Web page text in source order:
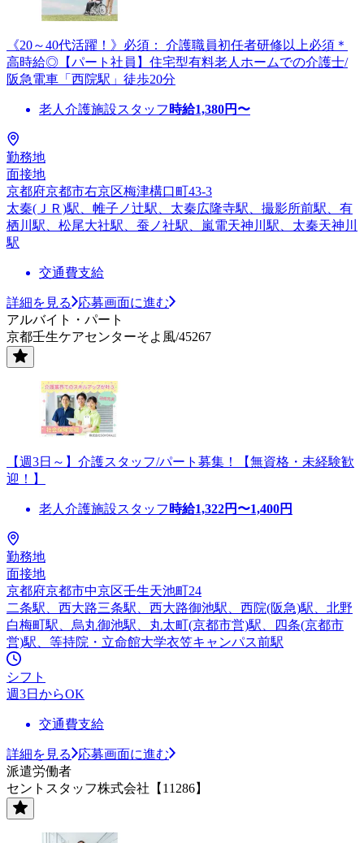
《20～40代活躍！》必須： 介護職員初任者研修以上必須＊
高時給◎【パート社員】住宅型有料老人ホームでの介護士/
阪急電車「西院駅」徒歩20分
老人介護施設スタッフ 時給1,380円〜
勤務地
面接地
京都府京都市右京区梅津構口町43-3
太秦(ＪＲ)駅、帷子ノ辻駅、太秦広隆寺駅、撮影所前駅、有
栖川駅、松尾大社駅、蚕ノ社駅、嵐電天神川駅、太秦天神川
駅
交通費支給
詳細を見る
応募画面に進む
アルバイト・パート
京都壬生ケアセンターそよ風/45267
【週3日～】介護スタッフ/パート募集！【無資格・未経験歓
迎！】
老人介護施設スタッフ 時給1,322円〜1,400円
勤務地
面接地
京都府京都市中京区壬生天池町24
二条駅、西大路三条駅、西大路御池駅、西院(阪急)駅、北野
白梅町駅、烏丸御池駅、丸太町(京都市営)駅、四条(京都市
営)駅、等持院・立命館大学衣笠キャンパス前駅
シフト
週3日からOK
交通費支給
詳細を見る
応募画面に進む
派遣労働者
セントスタッフ株式会社【11286】